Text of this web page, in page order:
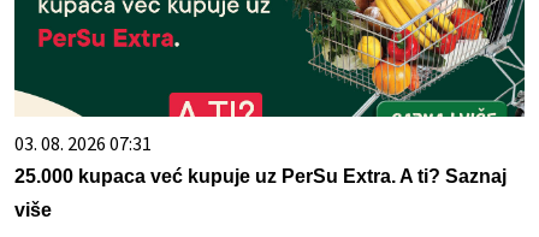
03. 08. 2026 07:31
25.000 kupaca već kupuje uz PerSu Extra. A ti? Saznaj
više